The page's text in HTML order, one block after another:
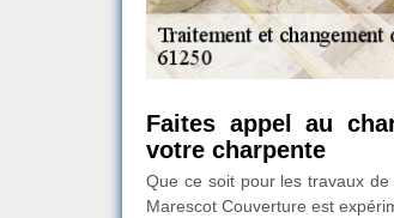
Faites appel au
votre charpente
Que ce soit pour les travaux
Marescot Couverture est